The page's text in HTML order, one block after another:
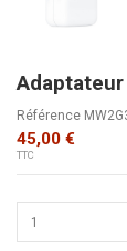
Adaptateur
Référence
45,00 €
TTC